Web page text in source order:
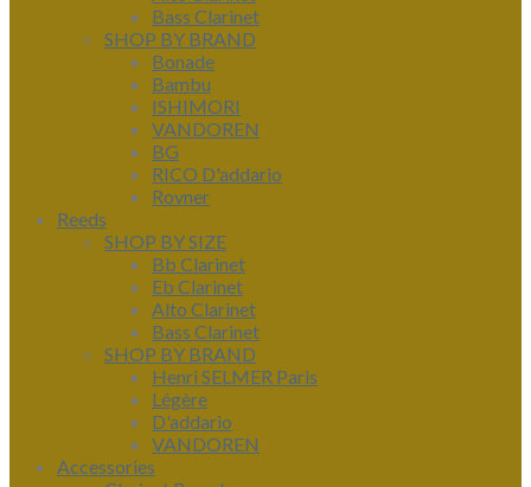
Bass Clarinet
SHOP BY BRAND
Bonade
Bambu
ISHIMORI
VANDOREN
BG
RICO D'addario
Rovner
Reeds
SHOP BY SIZE
Bb Clarinet
Eb Clarinet
Alto Clarinet
Bass Clarinet
SHOP BY BRAND
Henri SELMER Paris
Légère
D'addario
VANDOREN
Accessories